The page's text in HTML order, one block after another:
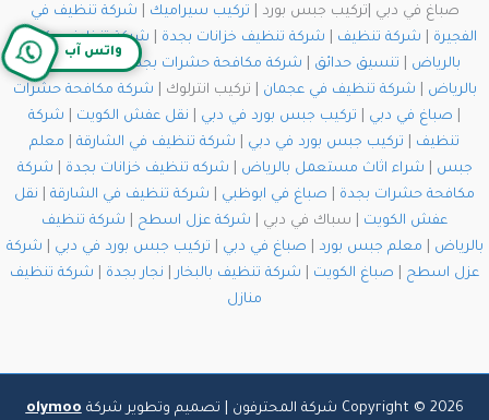
صباغ في دبي |تركيب جبس بورد | تركيب سيراميك
شركة تنظيف في
الفجيرة
شركة تنظيف شركة تنظيف خزانات بجدة
شركة تنظيف مكيفات
بالرياض
تنسيق حدائق شركة مكافحة حشرات بجدة|
تنسيق حدائق
بالرياض
شركة تنظيف في عجمان | تركيب انترلوك | شركة مكافحة حشرات
صباغ في دبي تركيب جبس بورد في دبي نقل عفش الكويت
شركة
تنظيف
تركيب جبس بورد في دبي شركة تنظيف في الشارقة
معلم
جبس
شراء اثاث مستعمل بالرياض شركه تنظيف خزانات بجدة
شركة
مكافحة حشرات بجدة
صباغ في ابوظبي شركة تنظيف في الشارقة
نقل
عفش الكويت | سباك في دبي | شركة عزل اسطح
شركة تنظيف
بالرياض
معلم جبس بورد صباغ في دبي تركيب جبس بورد في دبي
شركة
عزل اسطح
صباغ الكويت شركة تنظيف بالبخار| نجار بجدة
شركة تنظيف
منازل
Copyright © 2026 شركة المحترفون | تصميم وتطوير شركة olymoo
واتس آب